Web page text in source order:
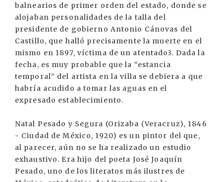
balnearios de primer orden del estado, donde se
alojaban personalidades de la talla del
presidente de gobierno Antonio Cánovas del
Castillo, que halló precisamente la muerte en el
mismo en 1897, víctima de un atentado3. Dada la
fecha, es muy probable que la “estancia
temporal” del artista en la villa se debiera a que
habría acudido a tomar las aguas en el
expresado establecimiento.
Natal Pesado y Segura (Orizaba (Veracruz), 1846
- Ciudad de México, 1920) es un pintor del que,
al parecer, aún no se ha realizado un estudio
exhaustivo. Era hijo del poeta José Joaquín
Pesado, uno de los literatos más ilustres de